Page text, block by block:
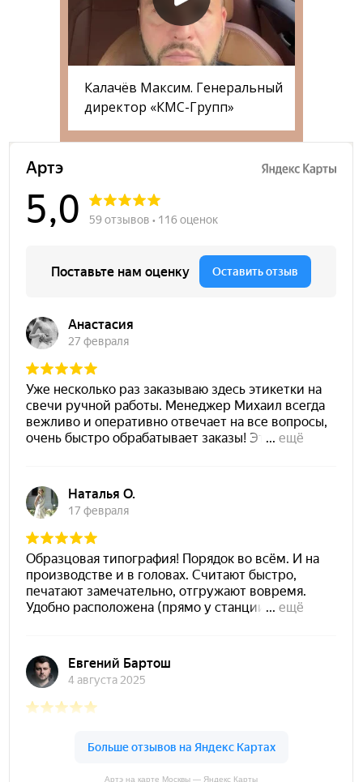
Калачёв Максим. Генеральный
директор «КМС-Групп»
Артэ на карте Москвы — Яндекс Карты